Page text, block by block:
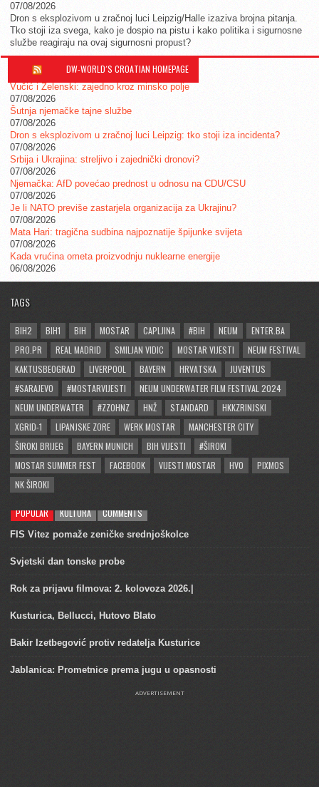
07/08/2026
Dron s eksplozivom u zračnoj luci Leipzig/Halle izaziva brojna pitanja.
Tko stoji iza svega, kako je dospio na pistu i kako politika i sigurnosne
službe reagiraju na ovaj sigurnosni propust?
DW-WORLD´S CROATIAN HOMEPAGE
Vučić i Zelenski: zajedno kroz minsko polje
07/08/2026
Šutnja njemačke tajne službe
07/08/2026
Dron s eksplozivom u zračnoj luci Leipzig: tko stoji iza incidenta?
07/08/2026
Srbija i Ukrajina: streljivo i zajednički dronovi?
07/08/2026
Njemačka: AfD povećao prednost u odnosu na CDU/CSU
07/08/2026
Je li NATO previše zastarjela organizacija za Ukrajinu?
07/08/2026
Mata Hari: tragična sudbina najpoznatije špijunke svijeta
07/08/2026
Kada vrućina ometa proizvodnju nuklearne energije
06/08/2026
TAGS
BIH2 BIH1 BIH MOSTAR CAPLJINA #BIH NEUM
ENTER.BA
PRO.PR
REAL MADRID SMILJAN VIDIC MOSTAR VIJESTI
NEUM FESTIVAL
KAKTUSBEOGRAD
LIVERPOOL BAYERN HRVATSKA
JUVENTUS
#SARAJEVO
#MOSTARVIJESTI
NEUM UNDERWATER FILM FESTIVAL 2024
NEUM UNDERWATER
#ZZOHNZ HNŽ STANDARD
HKKZRINJSKI
XGRID-1
LIPANJSKE ZORE WERK MOSTAR
MANCHESTER CITY
ŠIROKI BRIJEG
BAYERN MUNICH BIH VIJESTI
#ŠIROKI
MOSTAR SUMMER FEST
FACEBOOK VIJESTI MOSTAR HVO
PIXMOS
NK ŠIROKI
POPULAR KULTURA COMMENTS
FIS Vitez pomaže zeničke srednjoškolce
Svjetski dan tonske probe
Rok za prijavu filmova: 2. kolovoza 2026.|
Kusturica, Bellucci, Hutovo Blato
Bakir Izetbegović protiv redatelja Kusturice
Jablanica: Prometnice prema jugu u opasnosti
ADVERTISEMENT